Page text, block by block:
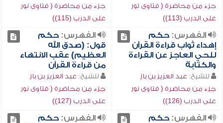
جزء من محاضرة ( فتاوى نور
على الدرب (113))
جزء من محاضرة ( فتاوى نور
على الدرب (115))
الفهرس:حكم
إهداء ثواب قراءة القرآن
للحي العاجز عن القراءة
والكتابة
للشيخ: عبد العزيز بن باز
جزء من محاضرة ( فتاوى نور
على الدرب (126))
الفهرس:حكم
قول: (صدق الله
العظيم) عقب الانتهاء
من قراءة القرآن
للشيخ: عبد العزيز بن باز
جزء من محاضرة ( فتاوى نور
على الدرب (127))
الفهرس:حكم
الفهرس:حكم